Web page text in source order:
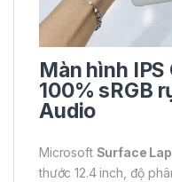
Màn hình
100% sRGB
Audio
Microsoft Surface
thước 12.4 inch, độ